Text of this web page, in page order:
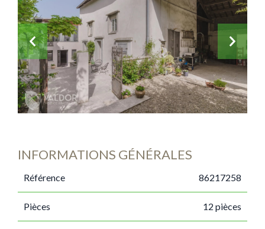
INFORMATIONS GÉNÉRALES
Référence 86217258
Pièces 12 pièces